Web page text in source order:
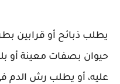
يطلب ذبائح أو قرابين
حيوان بصفات معينة أو
عليه، أو يطلب رش الدم